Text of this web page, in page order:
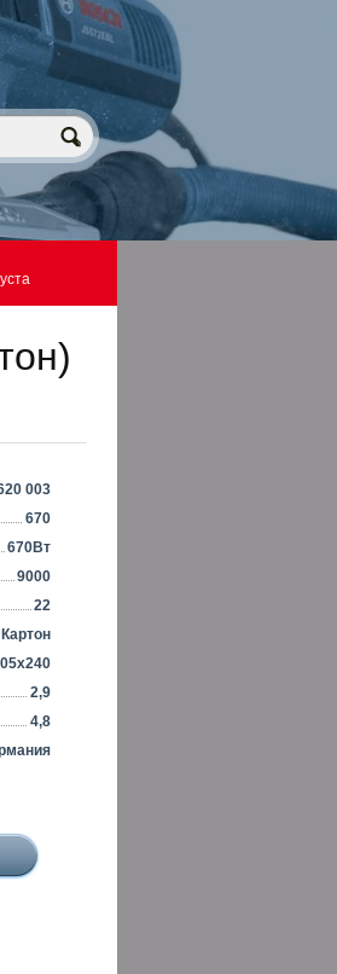
003
670
670Вт
9000
22
Картон
2,9
4,8